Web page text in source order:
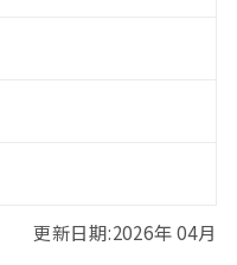
更新日期:2026年 04月